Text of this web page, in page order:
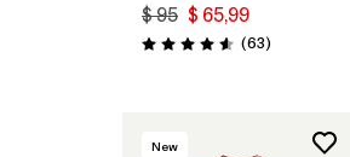
$ 95 $ 65,99
Valoración: 4.6 / 5
(63Comentarios
)
New